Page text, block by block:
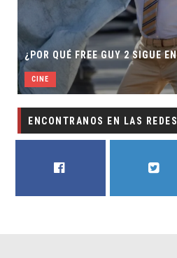
EN EL LIMBO?
ENCONTRANOS EN LAS REDES